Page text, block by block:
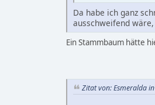
Da habe ich ganz
ausschweifend
Ein Stammbaum hätte
Zitat von: Esmeralda